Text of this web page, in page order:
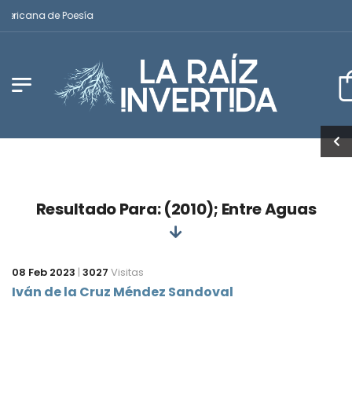
de Poesía
Resultado Para: (2010); Entre Aguas
08 Feb 2023 | 3027 Visitas
Iván de la Cruz Méndez Sandoval